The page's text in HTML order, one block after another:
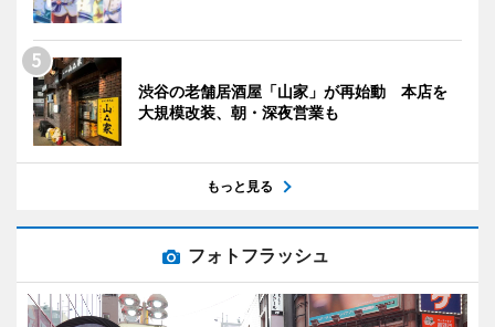
渋谷の老舗居酒屋「山家」が再始動 本店を
大規模改装、朝・深夜営業も
もっと見る
フォトフラッシュ